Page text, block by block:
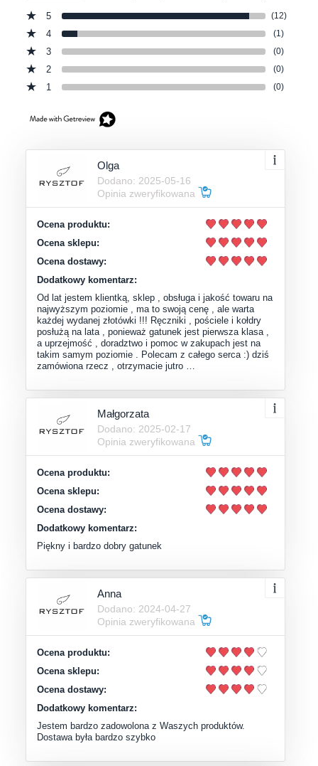
5 (12)
4 (1)
3 (0)
2 (0)
1 (0)
Olga
Dodano: 2025-05-16
Opinia zweryfikowana
Ocena produktu:
Ocena sklepu:
Ocena dostawy:
Dodatkowy komentarz:
Od lat jestem klientką, sklep , obsługa i jakość towaru na
najwyższym poziomie , ma to swoją cenę , ale warta
każdej wydanej złotówki !!! Ręczniki , pościele i kołdry
posłużą na lata , ponieważ gatunek jest pierwsza klasa ,
a uprzejmość , doradztwo i pomoc w zakupach jest na
takim samym poziomie . Polecam z całego serca :) dziś
zamówiona rzecz , otrzymacie jutro …
Małgorzata
Dodano: 2025-02-17
Opinia zweryfikowana
Ocena produktu:
Ocena sklepu:
Ocena dostawy:
Dodatkowy komentarz:
Piękny i bardzo dobry gatunek
Anna
Dodano: 2024-04-27
Opinia zweryfikowana
Ocena produktu:
Ocena sklepu:
Ocena dostawy:
Dodatkowy komentarz:
Jestem bardzo zadowolona z Waszych produktów.
Dostawa była bardzo szybko